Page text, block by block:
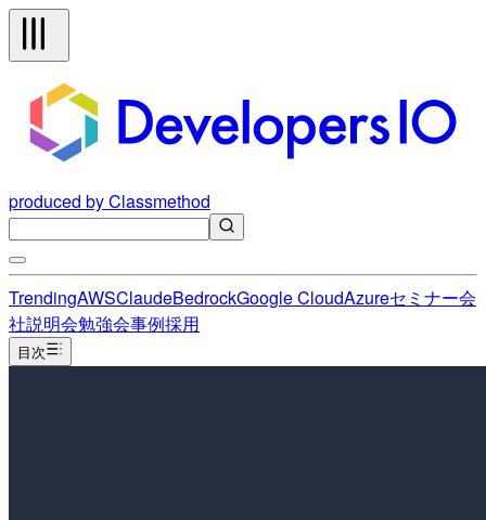
produced by Classmethod
TrendingAWSClaudeBedrockGoogle CloudAzureセミナー会
社説明会勉強会事例採用
目次